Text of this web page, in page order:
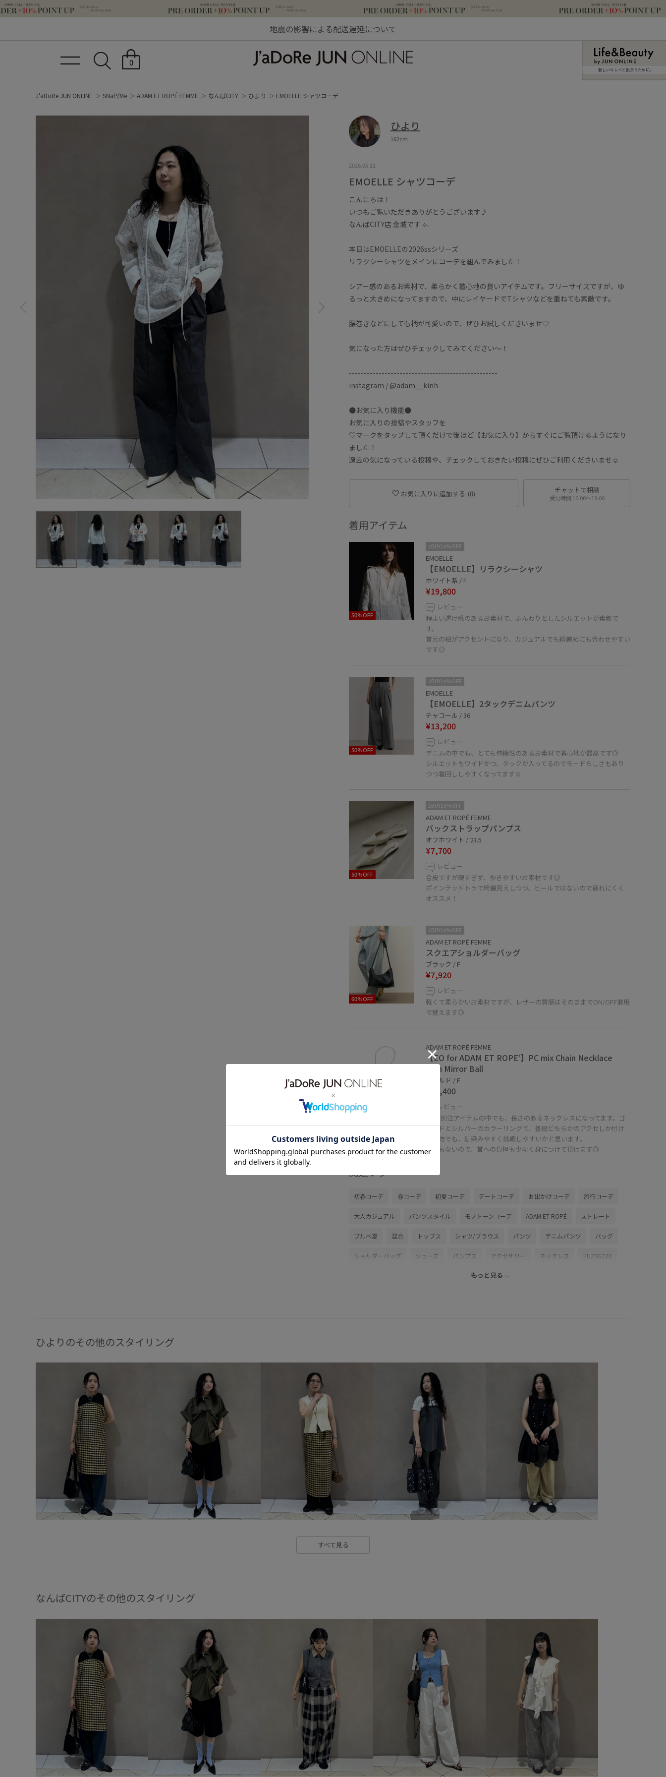
地震の影響による配送遅延について
0
新しいキレイと出合うために。
J'aDoRe JUN ONLINE SNaP/Me ADAM ET ROPÉ FEMME なんばCITY ひより EMOELLE シャツコーデ
ひより
162cm
2026.05.11
EMOELLE シャツコーデ
こんにちは！
いつもご覧いただきありがとうございます♪
なんばCITY店 金城です ⟡˖
本日はEMOELLEの2026ssシリーズ
リラクシーシャツをメインにコーデを組んでみました！
シアー感のあるお素材で、柔らかく着心地の良いアイテムです。フリーサイズですが、ゆ
るっと大きめになってますので、中にレイヤードでTシャツなどを重ねても素敵です。
腰巻きなどにしても柄が可愛いので、ぜひお試しくださいませ♡
気になった方はぜひチェックしてみてください〜！
--------------------------------------------------
instagram / @adam__kinh
●お気に入り機能●
お気に入りの投稿やスタッフを
♡マークをタップして頂くだけで後ほど【お気に入り】からすぐにご覧頂けるようになり
ました！
過去の気になっている投稿や、チェックしておきたい投稿にぜひご利用くださいませ☺︎
お気に入りに追加する (0) チャットで相談
受付時間 10:00〜19:00
着用アイテム
50%OFF
2BUY10%OFF
EMOELLE
【EMOELLE】リラクシーシャツ
ホワイト系 / F
¥19,800
レビュー
程よい透け感のあるお素材で、ふんわりとしたシルエットが素敵で
す。
首元の紐がアクセントになり、カジュアルでも綺麗めにも合わせやすい
です◎
50%OFF
2BUY10%OFF
EMOELLE
【EMOELLE】2タックデニムパンツ
チャコール / 36
¥13,200
レビュー
デニムの中でも、とても伸縮性のあるお素材で着心地が最高です◎
シルエットもワイドかつ、タックが入ってるのでモードらしさもあり
つつ着回ししやすくなってます☺︎
50%OFF
2BUY10%OFF
ADAM ET ROPÉ FEMME
バックストラップパンプス
オフホワイト / 23.5
¥7,700
レビュー
合皮ですが硬すぎず、歩きやすいお素材です◎
ポインテッドトゥで綺麗見えしつつ、ヒールではないので疲れにくく
オススメ！
60%OFF
2BUY10%OFF
ADAM ET ROPÉ FEMME
スクエアショルダーバッグ
ブラック / F
¥7,920
レビュー
軽くて柔らかいお素材ですが、レザーの質感はそのままでON/OFF兼用
で使えます◎
ADAM ET ROPÉ FEMME
【EO for ADAM ET ROPE'】PC mix Chain Necklace
with Mirror Ball
ゴールド / F
¥26,400
レビュー
EOの別注アイテムの中でも、長さのあるネックレスになってます。ゴ
ールドとシルバーのカラーリングで、普段どちらかのアクセしか付け
ない方でも、馴染みやすく挑戦しやすいかと思います。
重さもないので、首への負担も少なく身につけて頂けます◎
関連タグ
初春コーデ 春コーデ 初夏コーデ デートコーデ お出かけコーデ 旅行コーデ
大人カジュアル パンツスタイル モノトーンコーデ ADAM ET ROPÉ ストレート
ブルべ夏 混合 トップス シャツ/ブラウス パンツ デニムパンツ バッグ
ショルダーバッグ シューズ パンプス アクセサリー ネックレス EUZ36220
GAX06070
モード リラックススタイル
伸縮性 合わせやすい
快適な着心地 涼しげ
薄手 透け感 麻
もっと見る
ひよりのその他のスタイリング
すべて見る
なんばCITYのその他のスタイリング